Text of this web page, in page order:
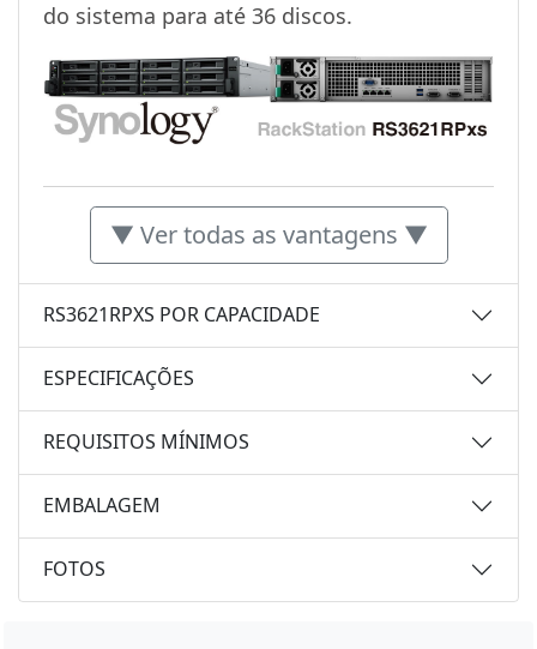
do sistema para até 36 discos.
▼ Ver todas as vantagens ▼
RS3621RPXS POR CAPACIDADE
ESPECIFICAÇÕES
REQUISITOS MÍNIMOS
EMBALAGEM
FOTOS